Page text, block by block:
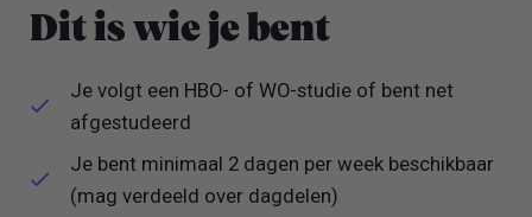
Dit is wie je bent
Je volgt een HBO- of WO-studie of bent net
afgestudeerd
Je bent minimaal 2 dagen per week beschikbaar
(mag verdeeld over dagdelen)